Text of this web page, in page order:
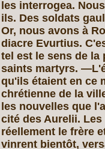
les interrogea.
ils. Des soldats
Or, nous avons à
diacre Evurtius.
tel est le sens de la
saints martyrs.
qu'ils étaient en ce
chrétienne de la
les nouvelles que
cité des Aurelii.
réellement le frère
vinrent bientôt,